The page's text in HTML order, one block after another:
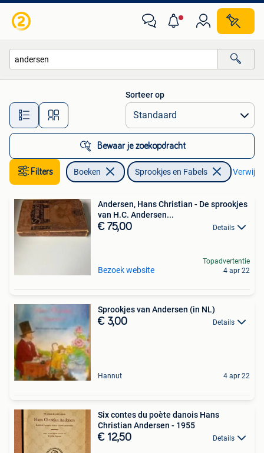
Alle afstanden…
Sorteer op
Bewaar je zoekopdracht
Filters Boeken Sprookjes en Fabels
Andersen, Hans Christian - De sprookjes
van H.C. Andersen...
€ 75,00 Details
Bezoek website
Topadvertentie
4 apr 22
Sprookjes van Andersen (in NL)
€ 3,00 Details
Hannut 4 apr 22
Six contes du poète danois Hans
Christian Andersen - 1955
€ 12,50 Details